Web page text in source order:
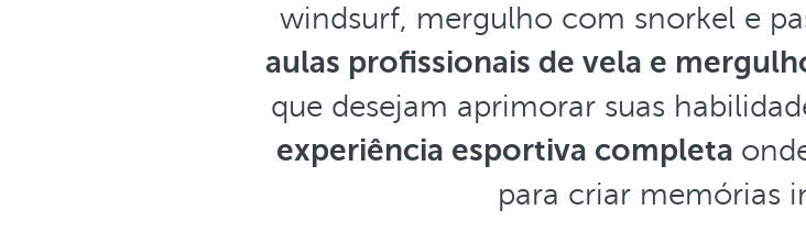
windsurf, mergulho com snorkel e
aulas profissionais de vela e
que desejam aprimorar suas
experiência esportiva completa
para criar memórias